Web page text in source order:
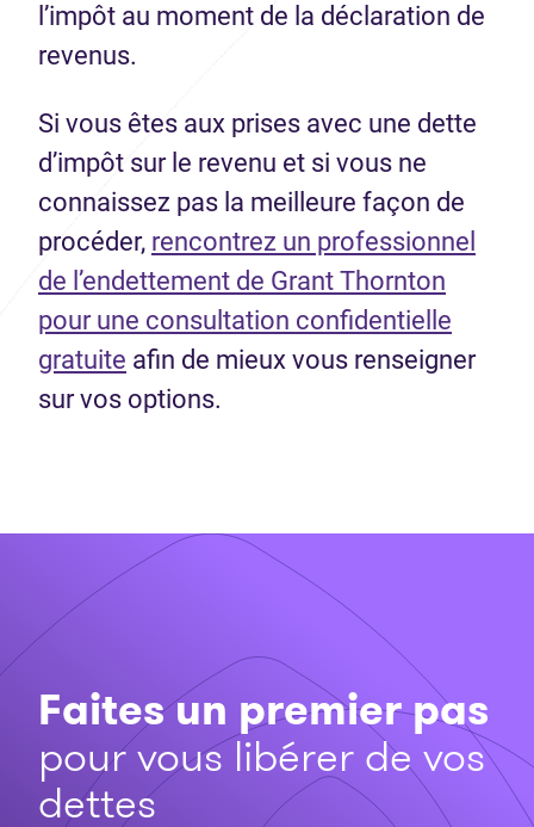
l’impôt au moment de la déclaration de
revenus.
Si vous êtes aux prises avec une dette
d’impôt sur le revenu et si vous ne
connaissez pas la meilleure façon de
procéder, rencontrez un professionnel
de l’endettement de Grant Thornton
pour une consultation confidentielle
gratuite afin de mieux vous renseigner
sur vos options.
Faites un premier pas
pour vous libérer de vos
dettes